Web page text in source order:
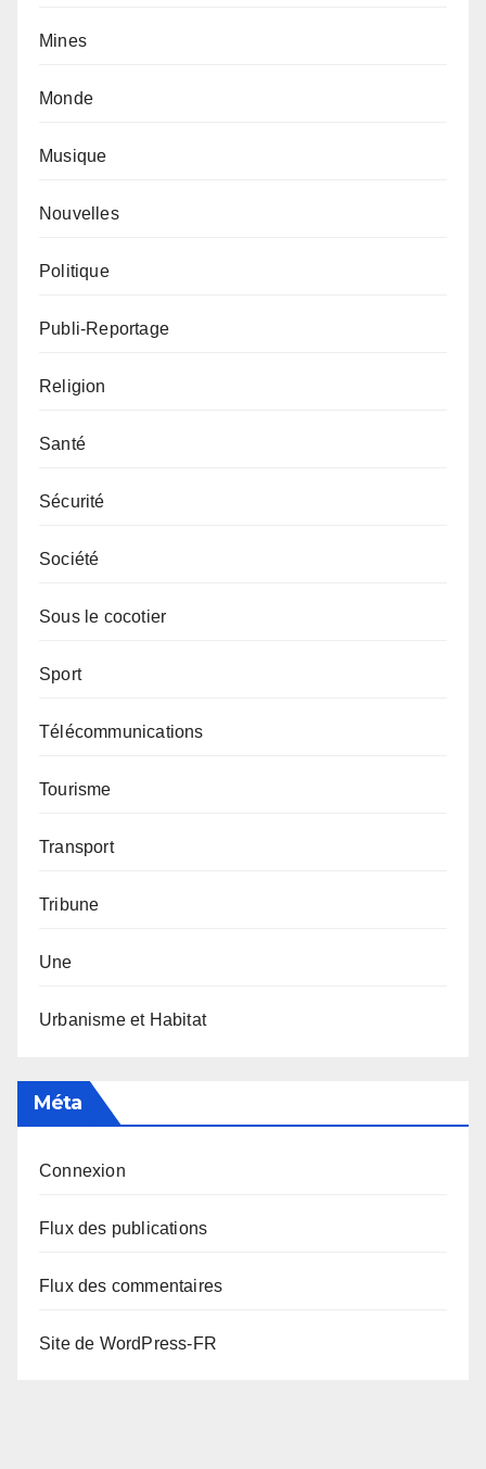
Mines
Monde
Musique
Nouvelles
Politique
Publi-Reportage
Religion
Santé
Sécurité
Société
Sous le cocotier
Sport
Télécommunications
Tourisme
Transport
Tribune
Une
Urbanisme et Habitat
Méta
Connexion
Flux des publications
Flux des commentaires
Site de WordPress-FR